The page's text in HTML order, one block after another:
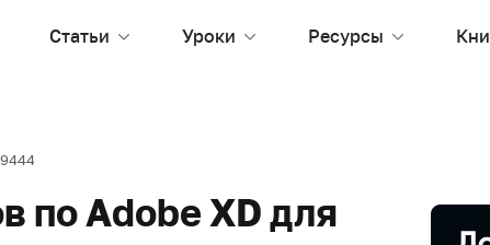
Статьи Уроки Ресурсы
по Adobe XD для